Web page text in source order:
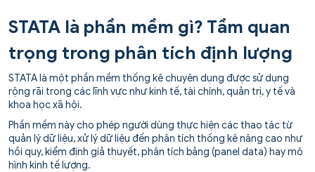
STATA là phần mềm gì? Tầm quan
trọng trong phân tích định lượng
STATA là một phần mềm thống kê chuyên dụng được sử dụng
rộng rãi trong các lĩnh vực như kinh tế, tài chính, quản trị, y tế và
khoa học xã hội.
Phần mềm này cho phép người dùng thực hiện các thao tác từ
quản lý dữ liệu, xử lý dữ liệu đến phân tích thống kê nâng cao như
hồi quy, kiểm định giả thuyết, phân tích bảng (panel data) hay mô
hình kinh tế lượng.